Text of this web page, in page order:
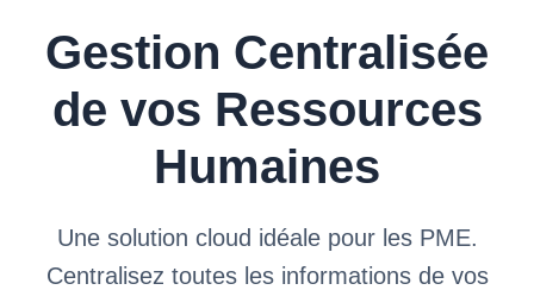
Gestion Centralisée
de vos Ressources
Humaines
Une solution cloud idéale pour les PME.
Centralisez toutes les informations de vos